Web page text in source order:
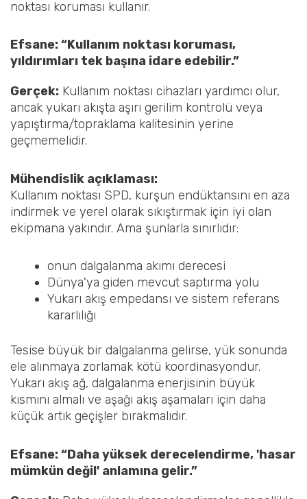
noktası koruması kullanır.
Efsane: “Kullanım noktası koruması,
yıldırımları tek başına idare edebilir.”
Gerçek: Kullanım noktası cihazları yardımcı olur,
ancak yukarı akışta aşırı gerilim kontrolü veya
yapıştırma/topraklama kalitesinin yerine
geçmemelidir.
Mühendislik açıklaması:
Kullanım noktası SPD, kurşun endüktansını en aza
indirmek ve yerel olarak sıkıştırmak için iyi olan
ekipmana yakındır. Ama şunlarla sınırlıdır:
onun dalgalanma akımı derecesi
Dünya'ya giden mevcut saptırma yolu
Yukarı akış empedansı ve sistem referans
kararlılığı
Tesise büyük bir dalgalanma gelirse, yük sonunda
ele alınmaya zorlamak kötü koordinasyondur.
Yukarı akış ağ, dalgalanma enerjisinin büyük
kısmını almalı ve aşağı akış aşamaları için daha
küçük artık geçişler bırakmalıdır.
Efsane: “Daha yüksek derecelendirme, 'hasar
mümkün değil' anlamına gelir.”